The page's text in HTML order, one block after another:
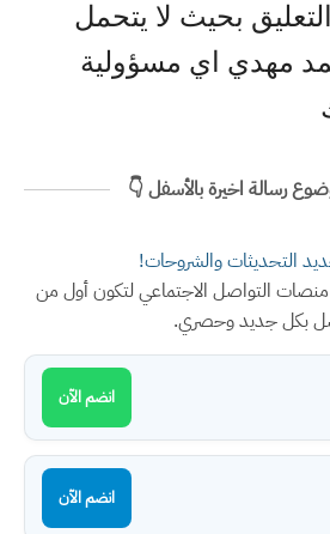
بحيث لا يتحمل
مهدي اي مسؤولية
رسالة اخيرة بالأسفل 👇
التحديثات والشروحات!
منصات التواصل الاجتماعي لتكون أول من
بكل جديد وحصري.
انضم الآن
انضم الآن